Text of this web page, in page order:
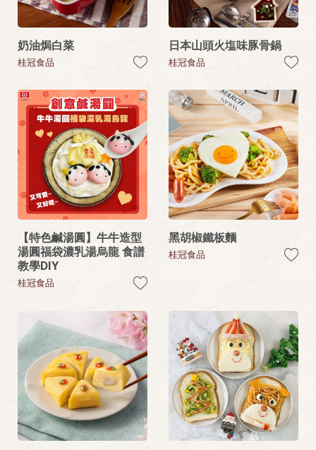
奶油焗白菜
桂冠食品
日本山頭火塩味豚骨鍋
桂冠食品
【特色鹹湯圓】牛牛造型
湯圓福袋濃乳湯烏龍 食譜
教學DIY
桂冠食品
黑胡椒鐵板麵
桂冠食品